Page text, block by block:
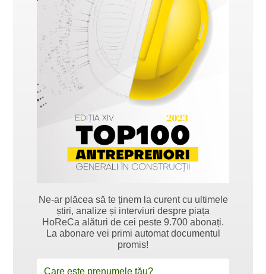
Ne-ar plăcea să te ținem la curent cu ultimele
știri, analize și interviuri despre piața
HoReCa alături de cei peste 9.700 abonați.
La abonare vei primi automat documentul
promis!